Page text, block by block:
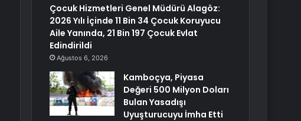
Çocuk Hizmetleri Genel Müdürü Alagöz:
2026 Yılı İçinde 11 Bin 34 Çocuk Koruyucu
Aile Yanında, 21 Bin 197 Çocuk Evlat
Edindirildi
Ağustos 6, 2026
Kamboçya, Piyasa
Değeri 500 Milyon Doları
Bulan Yasadışı
Uyuşturucuyu İmha Etti